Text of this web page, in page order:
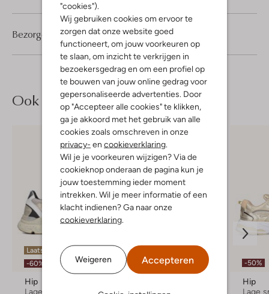
"cookies").
Wij gebruiken cookies om ervoor te
zorgen dat onze website goed
functioneert, om jouw voorkeuren op
te slaan, om inzicht te verkrijgen in
bezoekersgedrag en om een profiel op
te bouwen van jouw online gedrag voor
gepersonaliseerde advertenties. Door
op "Accepteer alle cookies" te klikken,
ga je akkoord met het gebruik van alle
cookies zoals omschreven in onze
privacy- en cookieverklaring
Wil je je voorkeuren wijzigen? Via de
cookieknop onderaan de pagina kun je
jouw toestemming ieder moment
intrekken. Wil je meer informatie of een
klacht indienen? Ga naar onze
cookieverklaring
Weigeren Accepteren
Bezorgen & retourneren
Ook iets voor jou?
Laatste item
-60%
Hip
Lage sneakers
-60%
Lage sneakers
-50%
Hip
Lage